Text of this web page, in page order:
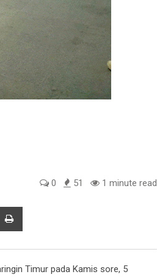
0 51 1 minute read
Timur pada Kamis sore, 5